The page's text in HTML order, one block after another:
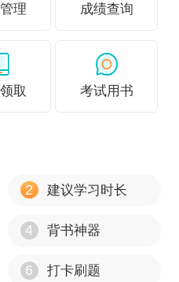
费领取完整版↓↓↓
可先截图保存二维码，
理 成绩查询
取 考试用书
2 建议学习时长
4 背书神器
6 打卡刷题